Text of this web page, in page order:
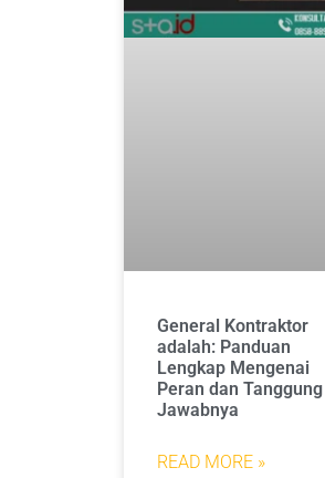
General Kontraktor
adalah: Panduan
Lengkap Mengenai
Peran dan Tanggung
Jawabnya
READ MORE »